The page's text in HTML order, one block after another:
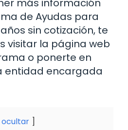
más información
de Ayudas para
sin cotización, te
visitar la página web
o ponerte en
entidad encargada
ocultar